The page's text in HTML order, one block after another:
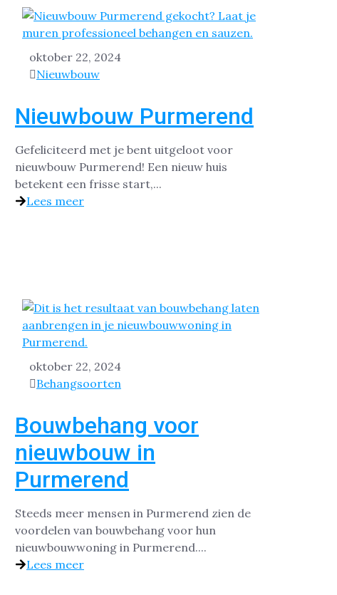
oktober 22, 2024
Nieuwbouw
Nieuwbouw Purmerend
Gefeliciteerd met je bent uitgeloot voor
nieuwbouw Purmerend! Een nieuw huis
betekent een frisse start,...
Lees meer
oktober 22, 2024
Behangsoorten
Bouwbehang voor
nieuwbouw in
Purmerend
Steeds meer mensen in Purmerend zien de
voordelen van bouwbehang voor hun
nieuwbouwwoning in Purmerend....
Lees meer